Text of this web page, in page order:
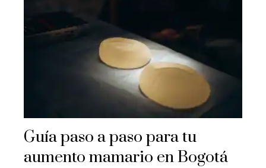
Guía paso a paso para tu
aumento mamario en Bogotá